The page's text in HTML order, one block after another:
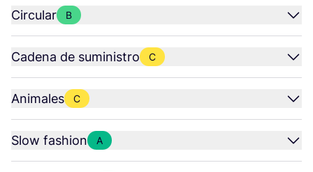
Circular B
Cadena de suministro C
Animales C
Slow fashion A